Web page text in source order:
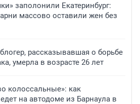
заполонили Екатеринбург:
массово оставили жен без
рассказывавшая о борьбе
умерла в возрасте 26 лет
колоссальные»: как
на автодоме из Барнаула в